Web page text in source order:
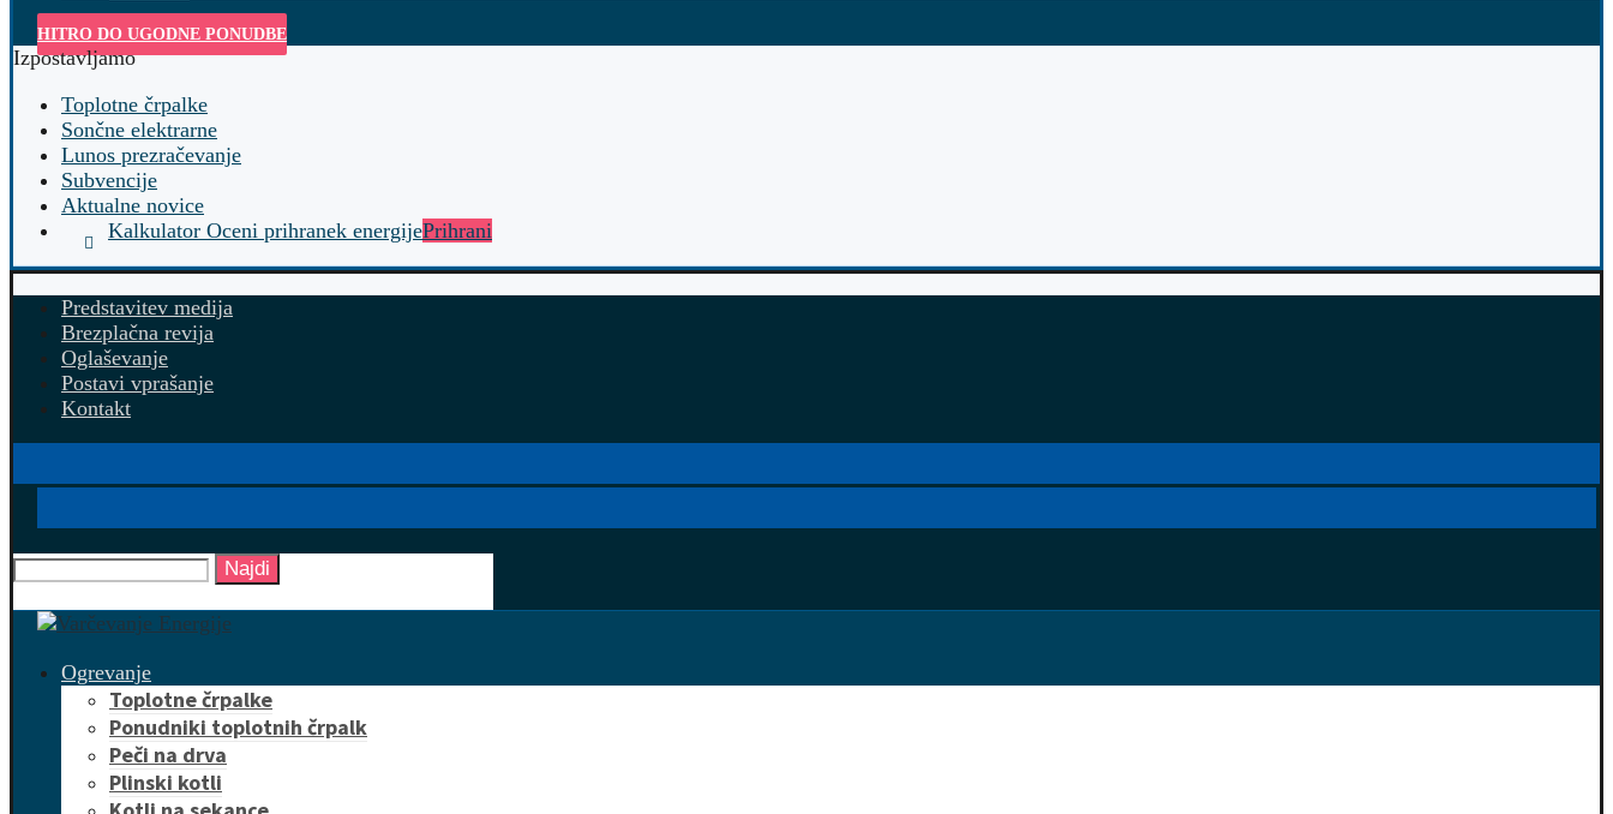
HITRO DO UGODNE PONUDBE
Izpostavljamo
Toplotne črpalke
Sončne elektrarne
Lunos prezračevanje
Subvencije
Aktualne novice
Kalkulator Oceni prihranek energijePrihrani
Predstavitev medija
Brezplačna revija
Oglaševanje
Postavi vprašanje
Kontakt
Najdi
Ogrevanje
Toplotne črpalke
Ponudniki toplotnih črpalk
Peči na drva
Plinski kotli